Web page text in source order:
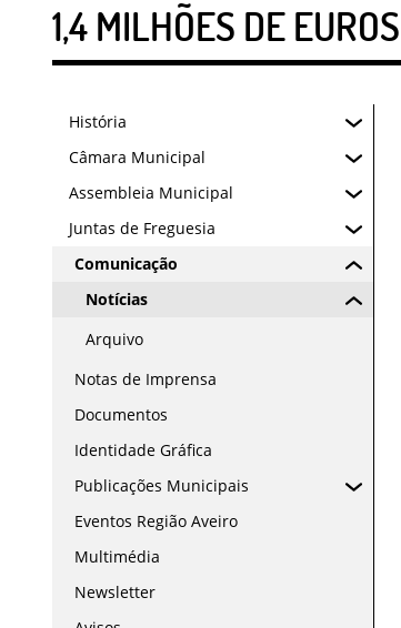
1,4 MILHÕES DE
História
Câmara Municipal
Assembleia Municipal
Juntas de Freguesia
Comunicação
Notícias
Arquivo
Notas de Imprensa
Documentos
Identidade Gráfica
Publicações Municipais
Eventos Região Aveiro
Multimédia
Newsletter